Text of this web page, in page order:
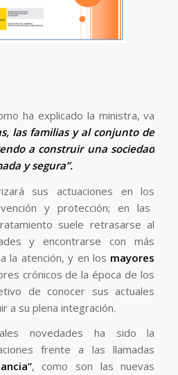
ha explicado la ministra, va
las familias y al conjunto de
a construir una sociedad
y segura”.
sus actuaciones en los
y protección; en las
suele retrasarse al
y encontrarse con más
la atención, y en los mayores
crónicos de la época de los
de conocer sus actuales
a su plena integración.
novedades ha sido la
frente a las llamadas
, como son las nuevas